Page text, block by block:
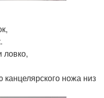
ловко,
ножа низ